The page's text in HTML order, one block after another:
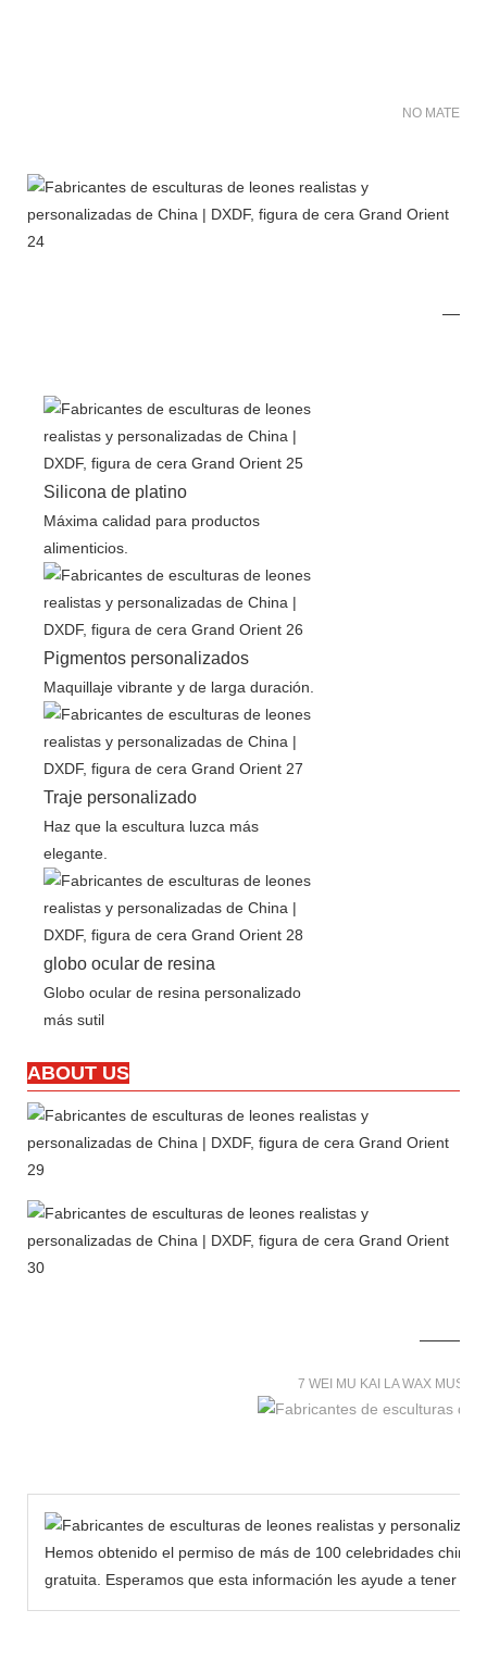
NO MATER
Silicona de platino
Máxima calidad para productos
alimenticios.
Pigmentos personalizados
Maquillaje vibrante y de larga duración.
Traje personalizado
Haz que la escultura luzca más
elegante.
globo ocular de resina
Globo ocular de resina personalizado
más sutil
ABOUT US
7 WEI MU KAI LA WAX
Hemos obtenido el permiso de más de 100 celebridades
gratuita. Esperamos que esta información les ayude a tener